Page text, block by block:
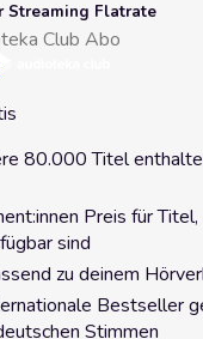
Streaming Flatrate
Club Abo
80.000 Titel
Preis für
sind
zu deinem
Bestseller
Stimmen